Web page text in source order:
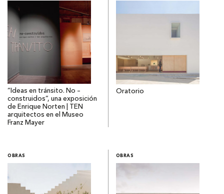
“Ideas en tránsito. No –
construidos”, una exposición
de Enrique Norten | TEN
arquitectos en el Museo
Franz Mayer
Oratorio
OBRAS OBRAS